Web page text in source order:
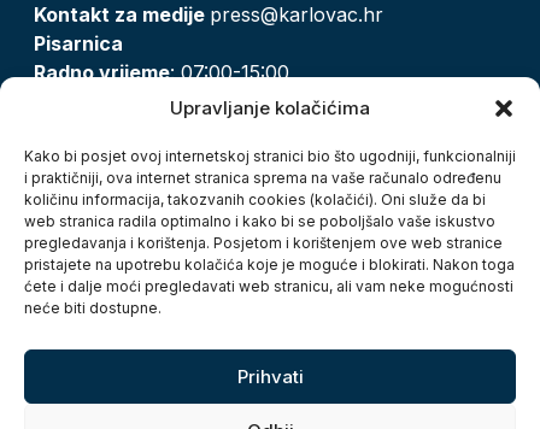
Upravljanje kolačićima
Kako bi posjet ovoj internetskoj stranici bio što ugodniji, funkcionalniji
i praktičniji, ova internet stranica sprema na vaše računalo određenu
količinu informacija, takozvanih cookies (kolačići). Oni služe da bi
web stranica radila optimalno i kako bi se poboljšalo vaše iskustvo
pregledavanja i korištenja. Posjetom i korištenjem ove web stranice
pristajete na upotrebu kolačića koje je moguće i blokirati. Nakon toga
ćete i dalje moći pregledavati web stranicu, ali vam neke mogućnosti
neće biti dostupne.
Prihvati
Kontakt za medije press@karlovac.hr
Pisarnica
Radno vrijeme: 07:00-15:00
pisarnica@karlovac.hr
Zaštita osobnih podataka
Pristup informacijama
Kolačići
Izjava o pristupačnosti
Turistička zajednica grada Karlovca